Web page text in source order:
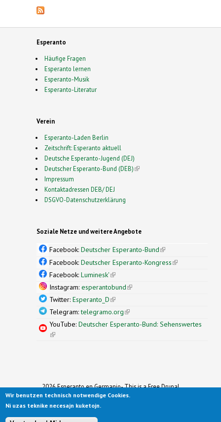
Esperanto
Häufige Fragen
Esperanto lernen
Esperanto-Musik
Esperanto-Literatur
Verein
Esperanto-Laden Berlin
Zeitschrift: Esperanto aktuell
Deutsche Esperanto-Jugend (DEJ)
Deutscher Esperanto-Bund (DEB)(link is external)
Impressum
Kontaktadressen DEB/ DEJ
DSGVO-Datenschutzerklärung
Soziale Netze und weitere Angebote
Facebook: Deutscher Esperanto-Bund(link is
external)
Facebook: Deutscher Esperanto-Kongress(link is
Facebook: Luminesk'(link is external)
Instagram: esperantobund(link is external)
Twitter: Esperanto_D(link is external)
Telegram:telegramo.org(link is external)
YouTube: Deutscher Esperanto-Bund: Sehenswertes
(link is external)
2026 Esperanto en Germanio- This is a Free Drupal
Theme
Ported to Drupal for the Open Source Community by
Wir benutzen technisch notwendige Cookies.
Ni uzas teknike necesajn kuketojn.